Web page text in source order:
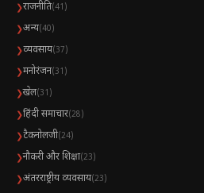
❯राजनीति(41)
❯अन्य(40)
❯व्यवसाय(37)
❯मनोरंजन(31)
❯खेल(31)
❯हिंदी समाचार(28)
❯टैकनोलजी(24)
❯नौकरी और शिक्षा(23)
❯अंतरराष्ट्रीय व्यवसाय(23)